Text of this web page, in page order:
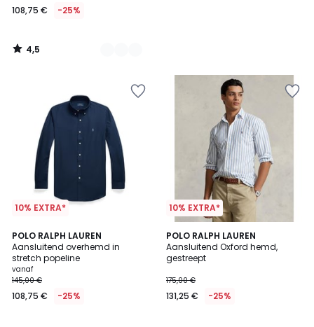
108,75 € -25%
4,5
/
10% EXTRA*
POLO RALPH LAUREN
Aansluitend overhemd in
stretch popeline
vanaf
145,00 €
108,75 € -25%
4,6
/ 5
4
Kleuren
10% EXTRA*
POLO RALPH LAUREN
Aansluitend Oxford hemd,
gestreept
175,00 €
131,25 € -25%
4,7
/ 5